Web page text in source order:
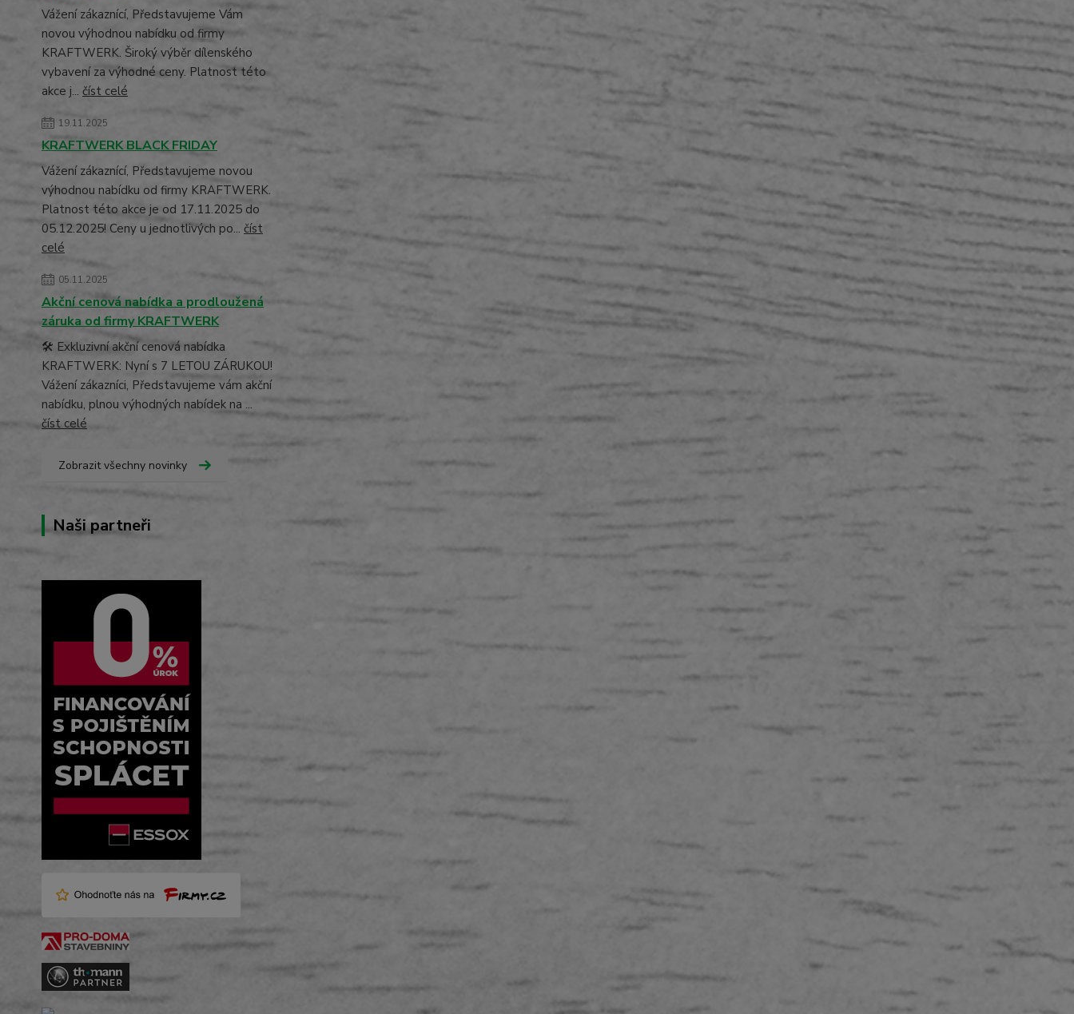
Vážení zákaznící, Představujeme Vám
novou výhodnou nabídku od firmy
KRAFTWERK. Široký výběr dílenského
vybavení za výhodné ceny. Platnost této
akce j... číst celé
19.11.2025
KRAFTWERK BLACK FRIDAY
Vážení zákaznící, Představujeme novou
výhodnou nabídku od firmy KRAFTWERK.
Platnost této akce je od 17.11.2025 do
05.12.2025! Ceny u jednotlivých po... číst
celé
05.11.2025
Akční cenová nabídka a prodloužená
záruka od firmy KRAFTWERK
🛠️ Exkluzivní akční cenová nabídka
KRAFTWERK: Nyní s 7 LETOU ZÁRUKOU!
Vážení zákazníci, Představujeme vám akční
nabídku, plnou výhodných nabídek na ...
číst celé
Zobrazit všechny novinky
Naši partneři